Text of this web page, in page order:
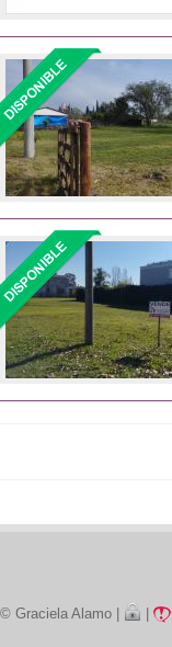
© Graciela Alamo |